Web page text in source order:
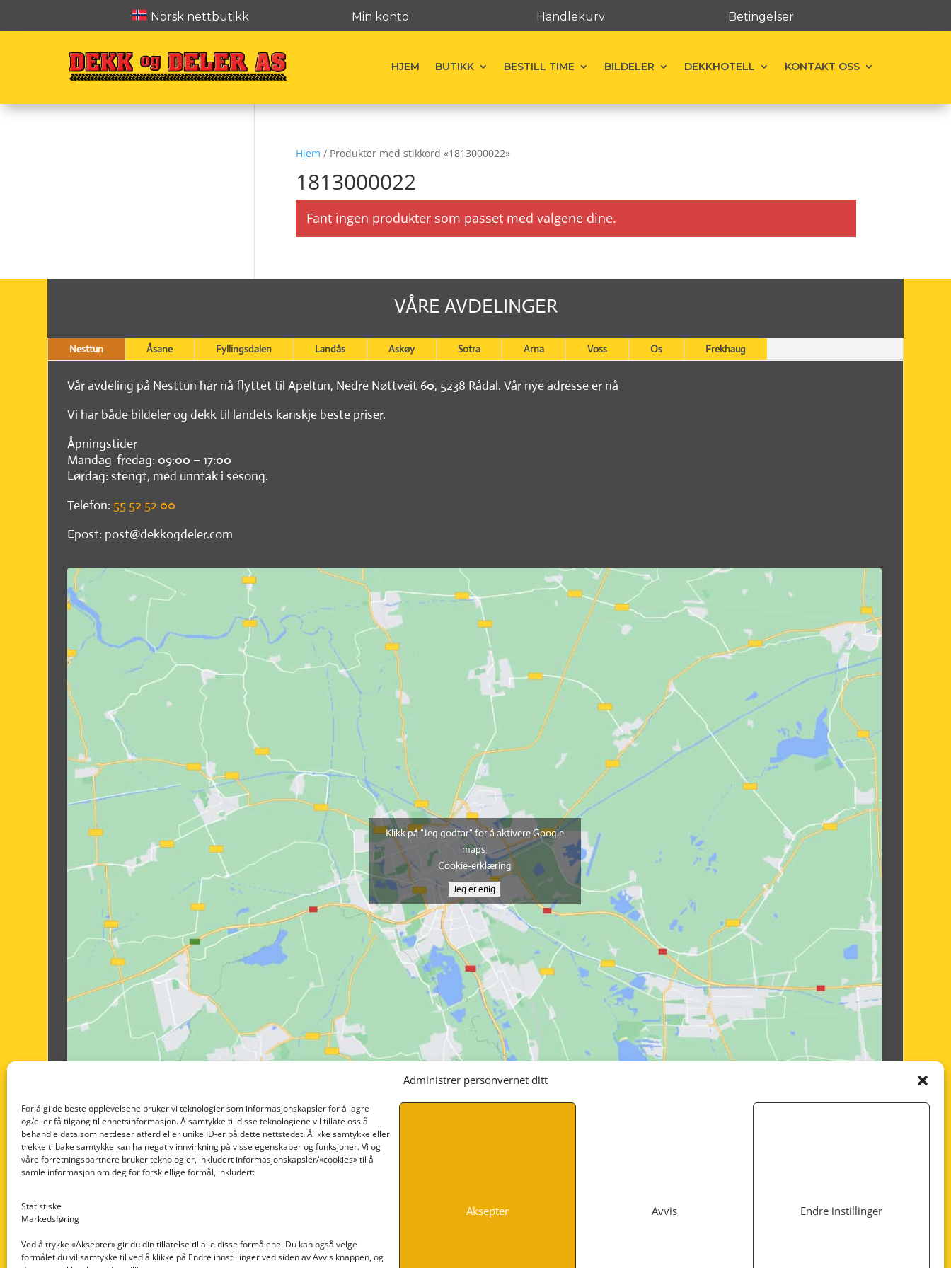
Administrer personvernet ditt
For å gi de beste opplevelsene bruker vi teknologier som informasjonskapsler for å lagre
og/eller få tilgang til enhetsinformasjon. Å samtykke til disse teknologiene vil tillate oss å
behandle data som nettleser atferd eller unike ID-er på dette nettstedet. Å ikke samtykke eller
trekke tilbake samtykke kan ha negativ innvirkning på visse egenskaper og funksjoner. Vi og
våre forretningspartnere bruker teknologier, inkludert informasjonskapsler/«cookies» til å
samle informasjon om deg for forskjellige formål, inkludert:
Statistiske
Markedsføring
Ved å trykke «Aksepter» gir du din tillatelse til alle disse formålene. Du kan også velge
formålet du vil samtykke til ved å klikke på Endre innstillinger ved siden av Avvis knappen, og
Aksepter Avvis Endre instillinger
Norsk nettbutikk Min konto Handlekurv Betingelser
HJEM BUTIKK BESTILL TIME BILDELER DEKKHOTELL KONTAKT OSS
Hjem / Produkter med stikkord «1813000022»
1813000022
Fant ingen produkter som passet med valgene dine.
VÅRE AVDELINGER
Nesttun Åsane Fyllingsdalen Landås Askøy Sotra Arna Voss Os Frekhaug
Vår avdeling på Nesttun har nå flyttet til Apeltun, Nedre Nøttveit 60, 5238 Rådal. Vår nye adresse er nå
Vi har både bildeler og dekk til landets kanskje beste priser.
Åpningstider
Mandag-fredag: 09:00 – 17:00
Lørdag: stengt, med unntak i sesong.
Telefon: 55 52 52 00
Epost: post@dekkogdeler.com
Klikk på "Jeg godtar" for å aktivere Google
maps
Cookie-erklæring
Jeg er enig
Nedre Nøttveit 60, 5238 Rådal
INFORMASJON